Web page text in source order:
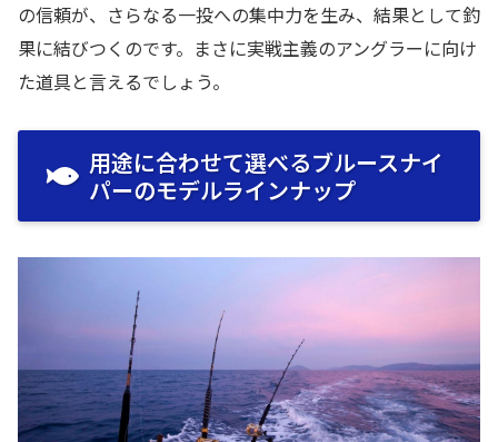
の信頼が、さらなる一投への集中力を生み、結果として釣
果に結びつくのです。まさに実戦主義のアングラーに向け
た道具と言えるでしょう。
用途に合わせて選べるブルースナイ
パーのモデルラインナップ